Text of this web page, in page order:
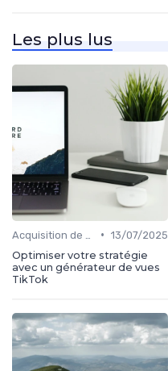
Les plus lus
• 13/07/2025
Optimiser votre stratégie
avec un générateur de vues
TikTok